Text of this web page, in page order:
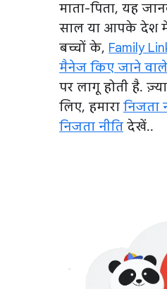
माता-पिता, यह
साल या आपके देश में
बच्चों के, Family
मैनेज किए जाने
पर लागू होती है.
लिए, हमारा निजता
निजता नीति देखें..